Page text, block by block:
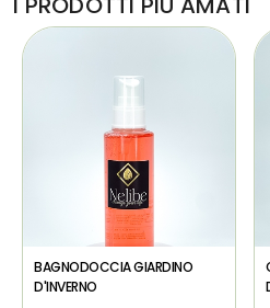
BAGNODOCCIA GIARDINO
D'INVERNO